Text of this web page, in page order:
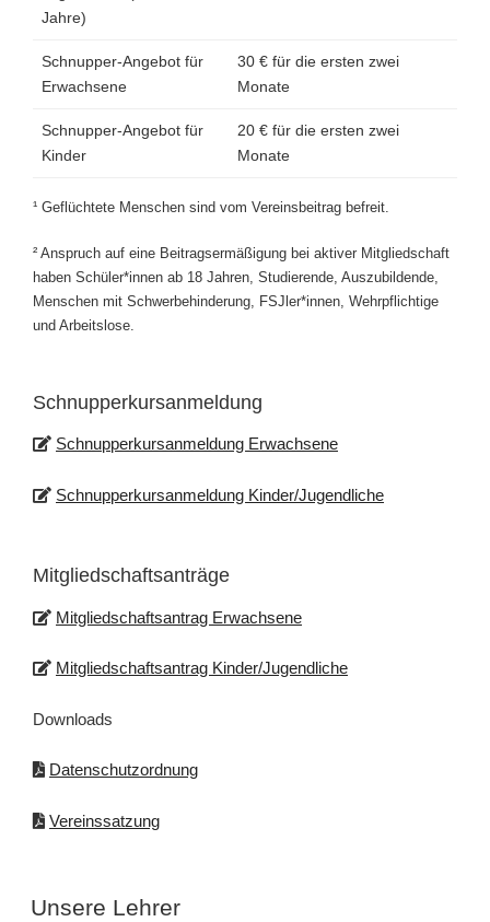
Jahre)
Schnupper-Angebot für
Erwachsene
30 € für die ersten zwei
Monate
Schnupper-Angebot für
Kinder
20 € für die ersten zwei
Monate
¹ Geflüchtete Menschen sind vom Vereinsbeitrag befreit.
² Anspruch auf eine Beitragsermäßigung bei aktiver Mitgliedschaft
haben Schüler*innen ab 18 Jahren, Studierende, Auszubildende,
Menschen mit Schwerbehinderung, FSJler*innen, Wehrpflichtige
und Arbeitslose.
Schnupperkursanmeldung
Schnupperkursanmeldung Erwachsene
Schnupperkursanmeldung Kinder/Jugendliche
Mitgliedschaftsanträge
Mitgliedschaftsantrag Erwachsene
Mitgliedschaftsantrag Kinder/Jugendliche
Downloads
Datenschutzordnung
Vereinssatzung
Unsere Lehrer